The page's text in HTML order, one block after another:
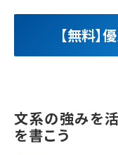
【無料
文系の強みを
を書こう